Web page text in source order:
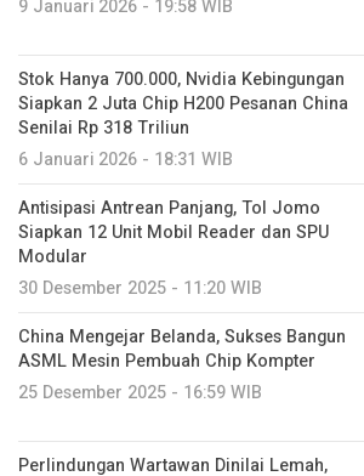
9 Januari 2026 - 19:58 WIB
Stok Hanya 700.000, Nvidia Kebingungan
Siapkan 2 Juta Chip H200 Pesanan China
Senilai Rp 318 Triliun
6 Januari 2026 - 18:31 WIB
Antisipasi Antrean Panjang, Tol Jomo
Siapkan 12 Unit Mobil Reader dan SPU
Modular
30 Desember 2025 - 11:20 WIB
China Mengejar Belanda, Sukses Bangun
ASML Mesin Pembuah Chip Kompter
25 Desember 2025 - 16:59 WIB
Perlindungan Wartawan Dinilai Lemah,